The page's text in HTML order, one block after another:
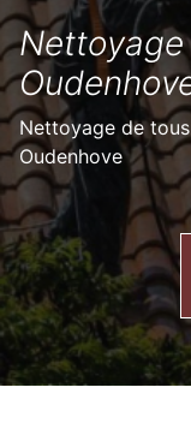
Nettoyage de
Oudenhove